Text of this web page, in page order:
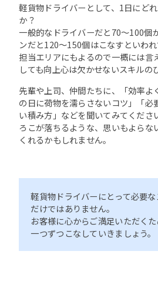
軽貨物ドライバーとして、1日にど
か？
一般的なドライバーだと70～100個
ンだと120～150個はこなすといわれ
担当エリアにもよるので一概には言
しても向上心は欠かせないスキルの
先輩や上司、仲間たちに、「効率よ
の日に荷物を濡らさないコツ」「必
い積み方」などを聞いてみてくださ
ろこが落ちるような、思いもよらな
くれるかもしれません。
軽貨物ドライバーにとって必要
だけではありません。
お客様に心からご満足いただく
一つずつこなしていきましょう。